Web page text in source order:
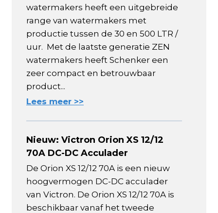
watermakers heeft een uitgebreide
range van watermakers met
productie tussen de 30 en 500 LTR /
uur. Met de laatste generatie ZEN
watermakers heeft Schenker een
zeer compact en betrouwbaar
product...
Lees meer >>
Nieuw: Victron Orion XS 12/12
70A DC-DC Acculader
De Orion XS 12/12 70A is een nieuw
hoogvermogen DC-DC acculader
van Victron. De Orion XS 12/12 70A is
beschikbaar vanaf het tweede